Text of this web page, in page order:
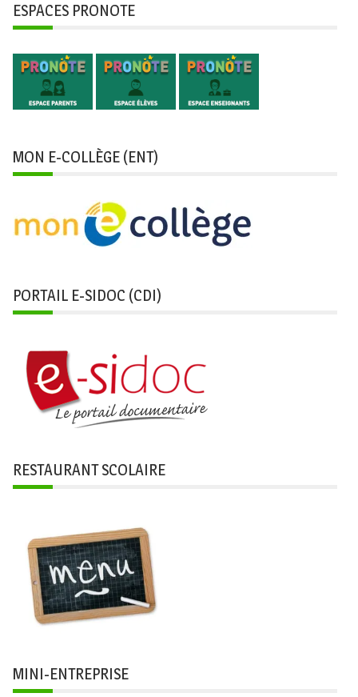
ESPACES PRONOTE
MON E-COLLÈGE (ENT)
PORTAIL E-SIDOC (CDI)
RESTAURANT SCOLAIRE
MINI-ENTREPRISE